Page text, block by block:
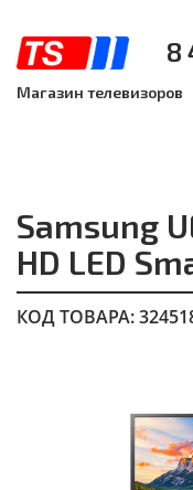
8
Магазин телевизоров
Samsung
HD LED
КОД ТОВАРА: